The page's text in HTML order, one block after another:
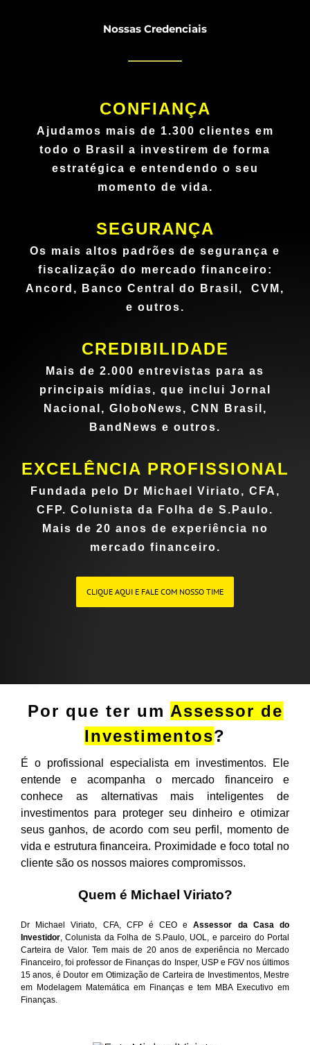
Nossas Credenciais
CONFIANÇA
Ajudamos mais de 1.300 clientes em
todo o Brasil a investirem de forma
estratégica e entendendo o seu
momento de vida.
SEGURANÇA
Os mais altos padrões de segurança e
fiscalização do mercado financeiro:
Ancord, Banco Central do Brasil, CVM,
e outros.
CREDIBILIDADE
Mais de 2.000 entrevistas para as
principais mídias, que inclui Jornal
Nacional, GloboNews, CNN Brasil,
BandNews e outros.
EXCELÊNCIA PROFISSIONAL
Fundada pelo Dr Michael Viriato, CFA,
CFP. Colunista da Folha de S.Paulo.
Mais de 20 anos de experiência no
mercado financeiro.
CLIQUE AQUI E FALE COM NOSSO TIME
Por que ter um Assessor de
Investimentos?
É o profissional especialista em investimentos. Ele
entende e acompanha o mercado financeiro e
conhece as alternativas mais inteligentes de
investimentos para proteger seu dinheiro e otimizar
seus ganhos, de acordo com seu perfil, momento de
vida e estrutura financeira. Proximidade e foco total no
cliente são os nossos maiores compromissos.
Quem é Michael Viriato?
Dr Michael Viriato, CFA, CFP é CEO eAssessor da Casa do
Investidor, Colunista da Folha de S.Paulo, UOL, e parceiro do Portal
Carteira de Valor. Tem mais de 20 anos de experiência no Mercado
Financeiro, foi professor de Finanças do Insper, USP e FGV nos últimos
15 anos, é Doutor em Otimização de Carteira de Investimentos, Mestre
em Modelagem Matemática em Finanças e tem MBA Executivo em
Finanças.